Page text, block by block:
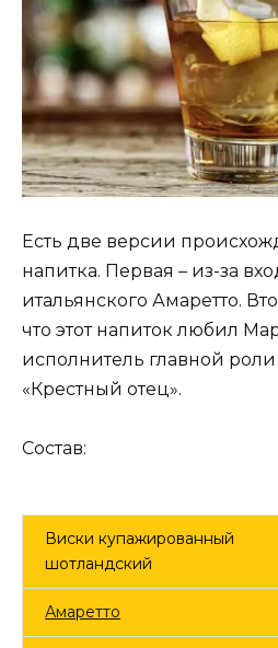
Есть две версии
напитка. Первая – из-за
итальянского Амаретто.
что этот напиток любил
исполнитель главной
«Крестный отец».
Состав:
Виски купажированный
шотландский
Амаретто